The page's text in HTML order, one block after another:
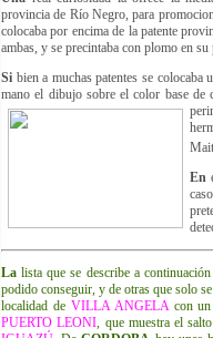
provincia de Río Negro, para
colocaba por encima de la patente
ambas, y se precintaba con plomo en su
Si bien a muchas patentes se colocaba
mano el dibujo sobre el color base
En
La lista que se describe a
podido conseguir, y de otras que solo
localidad de VILLA ANGELAcon un
PUERTO LEONI, que muestra el